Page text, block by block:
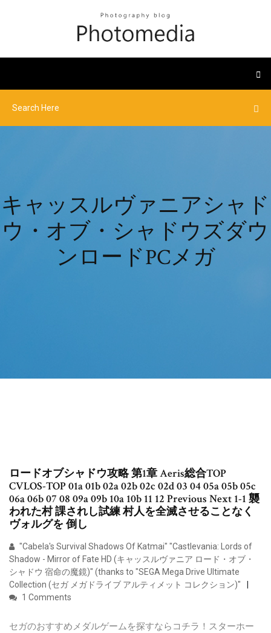
キャッスルヴァニアシャド
ウ・オブ・シャドウズダウ
ンロードPCメガ
ロードオブシャドウ攻略 第1章 Aeris総合TOP
CVLOS-TOP 01a 01b 02a 02b 02c 02d 03 04 05a 05b 05c
06a 06b 07 08 09a 09b 10a 10b 11 12 Previous Next 1-1 襲
われた村 課されし試練 村人を全滅させることなく
ヴォルグを 倒し
"Cabela's Survival Shadows Of Katmai" "Castlevania: Lords of
Shadow - Mirror of Fate HD (キャッスルヴァニア ロード・オブ・
シャドウ 宿命の魔鏡)" (thanks to "SEGA Mega Drive Ultimate
Collection (セガ メガドライブ アルティメット コレクション)"
1 Comments
セガのおすすめメダルゲームを探すならコチラ！スターホー